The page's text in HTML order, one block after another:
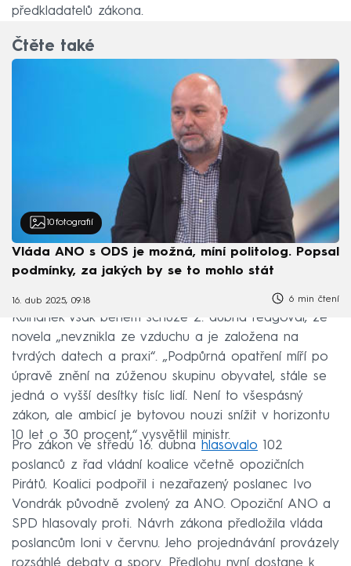
předkladatelů zákona.
Čtěte také
10 fotografií
Vláda ANO s ODS je možná, míní politolog. Popsal
podmínky, za jakých by se to mohlo stát
16. dub 2025, 09:18 6 min čtení
Kulhánek však během schůze 2. dubna reagoval, že
novela „nevznikla ze vzduchu a je založena na
tvrdých datech a praxi“. „Podpůrná opatření míří po
úpravě znění na zúženou skupinu obyvatel, stále se
jedná o vyšší desítky tisíc lidí. Není to všespásný
zákon, ale ambicí je bytovou nouzi snížit v horizontu
10 let o 30 procent,“ vysvětlil ministr.
Pro zákon ve středu 16. dubna hlasovalo 102
poslanců z řad vládní koalice včetně opozičních
Pirátů. Koalici podpořil i nezařazený poslanec Ivo
Vondrák původně zvolený za ANO. Opoziční ANO a
SPD hlasovaly proti. Návrh zákona předložila vláda
poslancům loni v červnu. Jeho projednávání provázely